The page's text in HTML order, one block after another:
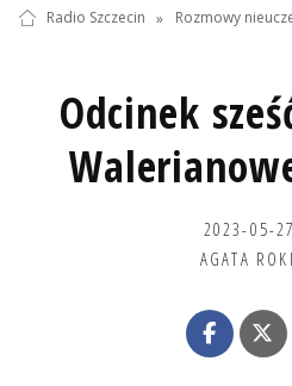
Radio Szczecin » Rozmowy
Odcinek
2023-05-27
AGATA